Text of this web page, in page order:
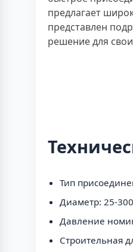
предлагает
представлен
решение для
Тип
Диаметр: 25-
Давление
Строительная